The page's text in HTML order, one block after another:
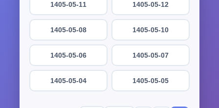
1405-05-12
1405-05-11
1405-05-10
1405-05-08
1405-05-07
1405-05-06
1405-05-05
1405-05-04